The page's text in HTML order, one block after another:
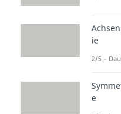
ie
2/5 –
e